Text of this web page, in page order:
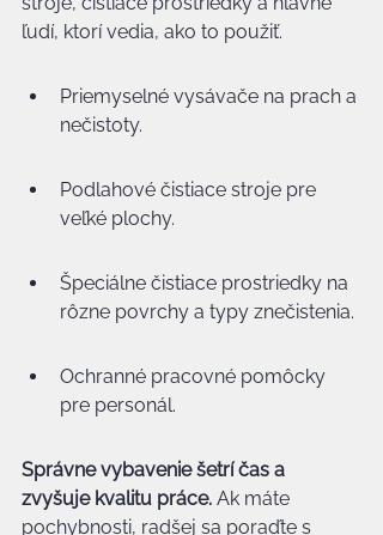
ľudí, ktorí vedia, ako to použiť.
Priemyselné vysávače na prach a
nečistoty.
Podlahové čistiace stroje pre
veľké plochy.
Špeciálne čistiace prostriedky na
rôzne povrchy a typy znečistenia.
Ochranné pracovné pomôcky
pre personál.
Správne vybavenie šetrí čas a
zvyšuje kvalitu práce. Ak máte
pochybnosti, radšej sa poraďte s